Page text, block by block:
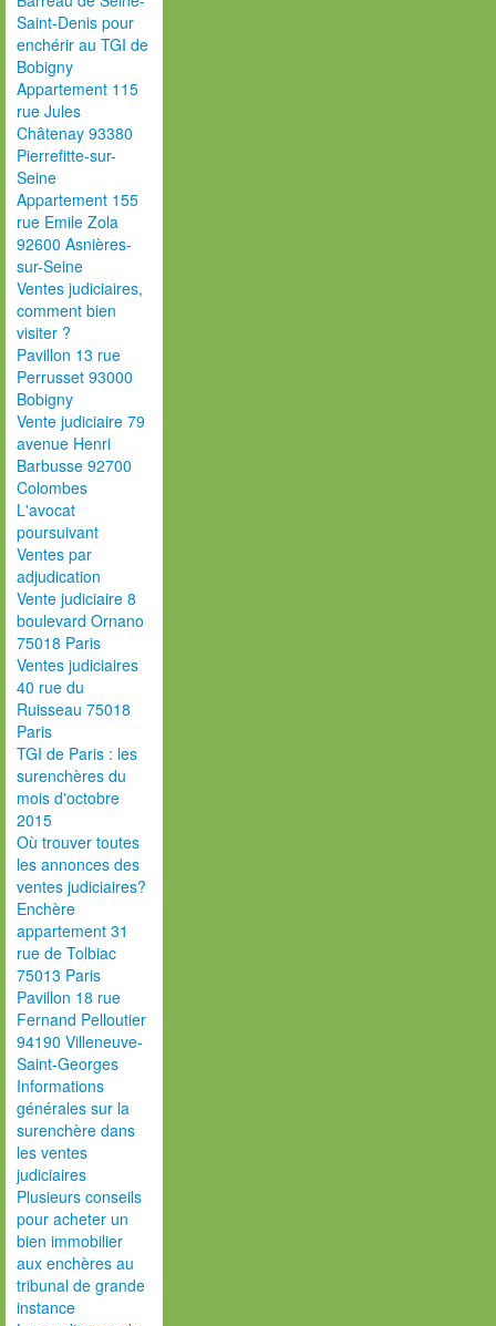
Saint-Denis pour
enchérir au TGI de
Bobigny
Appartement 115
rue Jules
Châtenay 93380
Pierrefitte-sur-
Seine
Appartement 155
rue Emile Zola
92600 Asnières-
sur-Seine
Ventes judiciaires,
comment bien
visiter ?
Pavillon 13 rue
Perrusset 93000
Bobigny
Vente judiciaire 79
avenue Henri
Barbusse 92700
Colombes
L'avocat
poursuivant
Ventes par
adjudication
Vente judiciaire 8
boulevard Ornano
75018 Paris
Ventes judiciaires
40 rue du
Ruisseau 75018
Paris
TGI de Paris : les
surenchères du
mois d'octobre
2015
Où trouver toutes
les annonces des
ventes judiciaires?
Enchère
appartement 31
rue de Tolbiac
75013 Paris
Pavillon 18 rue
Fernand Pelloutier
94190 Villeneuve-
Saint-Georges
Informations
générales sur la
surenchère dans
les ventes
judiciaires
Plusieurs conseils
pour acheter un
bien immobilier
aux enchères au
tribunal de grande
instance